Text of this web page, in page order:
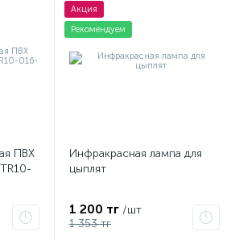
ПВХ
Акция
Рекомендуем
Инфракрасная лампа для
цыплят
1 200 тг /шт
1 353 тг